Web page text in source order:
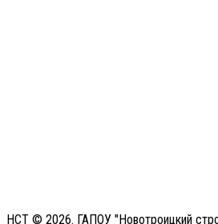
НСТ © 2026. ГАПОУ "Новотроицкий